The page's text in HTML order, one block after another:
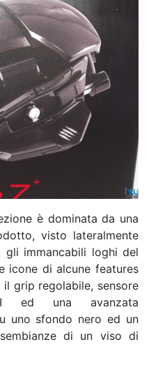
è dominata da una
visto lateralmente
gli immancabili loghi del
icone di alcune features
grip regolabile, sensore
ed una avanzata
uno sfondo nero ed un
di un viso di